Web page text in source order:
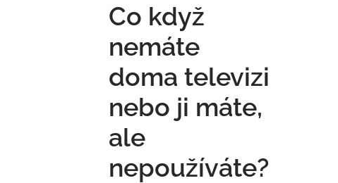
Co když
nemáte
doma televizi
nebo ji máte,
ale
nepoužíváte?